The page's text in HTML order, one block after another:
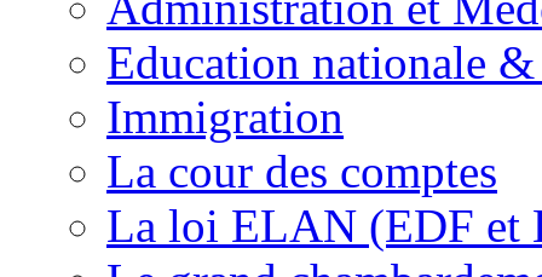
Education nationale
Immigration
La cour des comptes
La loi ELAN (EDF et